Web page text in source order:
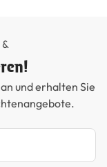
und erhalten Sie